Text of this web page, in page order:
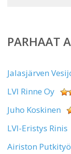
PARHAAT
Jalasjärven
LVI Rinne Oy
Juho Koskinen
LVI-Eristys Rinis
Airiston